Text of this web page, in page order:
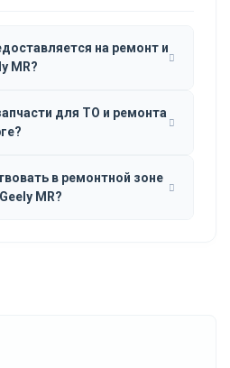
на ремонт и
MR?
для ТО и ремонта
в ремонтной зоне
MR?